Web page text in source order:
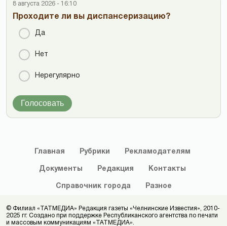
8 августа 2026 - 16:10
Проходите ли вы диспансеризацию?
Да
Нет
Нерегулярно
Голосовать
Главная Рубрики Рекламодателям
Документы Редакция Контакты
Справочник города Разное
© Филиал «ТАТМЕДИА» Редакция газеты «Челнинские Известия», 2010-
2025 гг. Создано при поддержке Республиканского агентства по печати
и массовым коммуникациям «ТАТМЕДИА».